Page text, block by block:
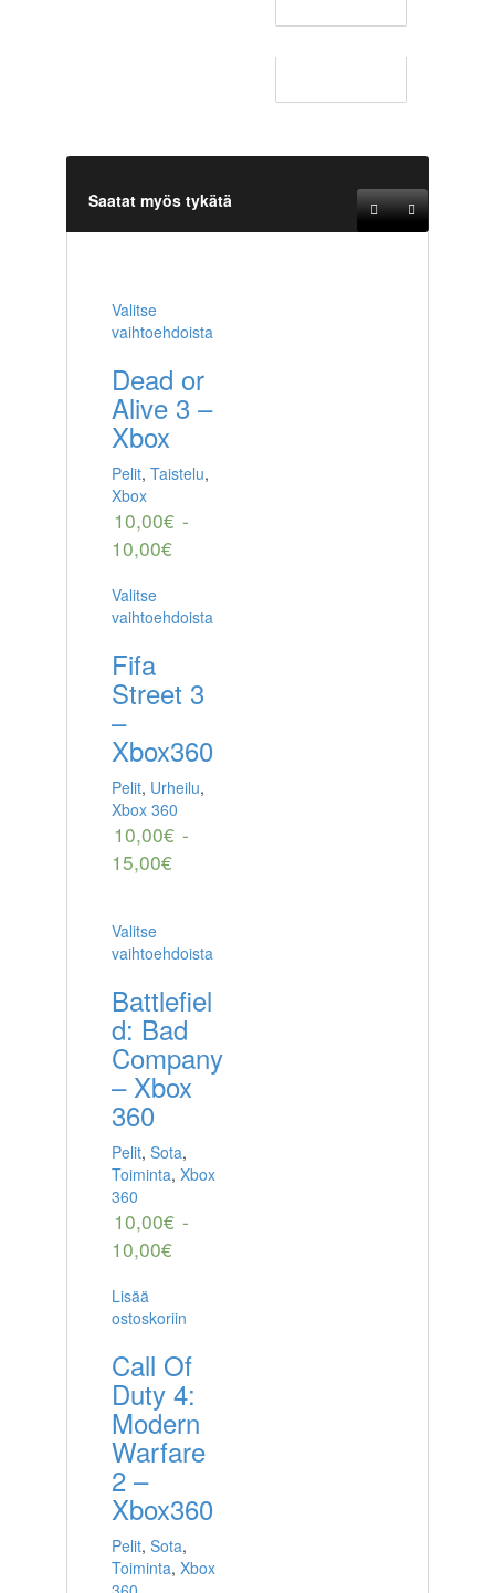
Saatat myös tykätä
Valitse
vaihtoehdoista
Dead or
Alive 3 –
Xbox
Pelit, Taistelu,
Xbox
10,00€ -
10,00€
Valitse
vaihtoehdoista
Fifa
Street 3
–
Xbox360
Pelit, Urheilu,
Xbox 360
10,00€ -
15,00€
Valitse
vaihtoehdoista
Battlefiel
d: Bad
Company
– Xbox
360
Pelit, Sota,
Toiminta, Xbox
360
10,00€ -
10,00€
Lisää
ostoskoriin
Call Of
Duty 4:
Modern
Warfare
2 –
Xbox360
Pelit, Sota,
Toiminta, Xbox